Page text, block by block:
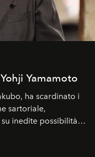
Yamamoto
ha scardinato i
sartoriale,
inedite possibilità